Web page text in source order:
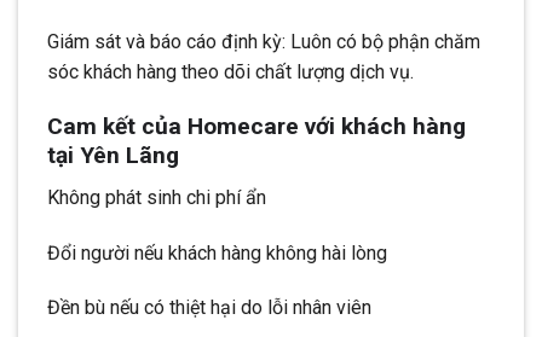
Giám sát và báo cáo định kỳ: Luôn có bộ phận chăm
sóc khách hàng theo dõi chất lượng dịch vụ.
Cam kết của Homecare với khách hàng
tại Yên Lãng
Không phát sinh chi phí ẩn
Đổi người nếu khách hàng không hài lòng
Đền bù nếu có thiệt hại do lỗi nhân viên